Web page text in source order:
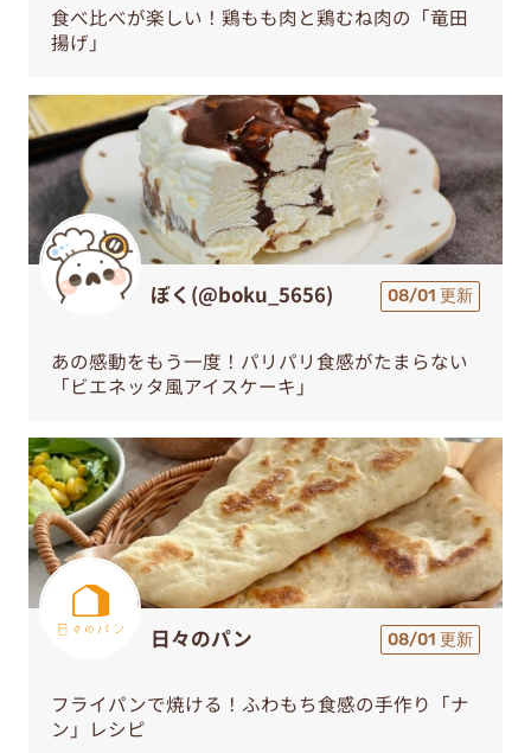
食べ比べが楽しい！鶏もも肉と鶏むね肉の「竜田
揚げ」
ぼく(@boku_5656) 08/01 更新
あの感動をもう一度！パリパリ食感がたまらない
「ビエネッタ風アイスケーキ」
日々のパン 08/01 更新
フライパンで焼ける！ふわもち食感の手作り「ナ
ン」レシピ